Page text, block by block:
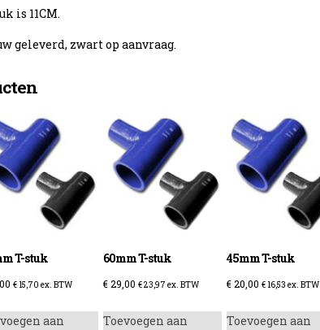
is 11CM.
geleverd, zwart op aanvraag.
T-stuk
€ 15,70 ex. BTW
aan
60mm T-stuk
€29,00 €23,97 ex. BTW
Toevoegen aan
45mm T-stuk
€20,00 €16,53 ex. BTW
Toevoegen aan